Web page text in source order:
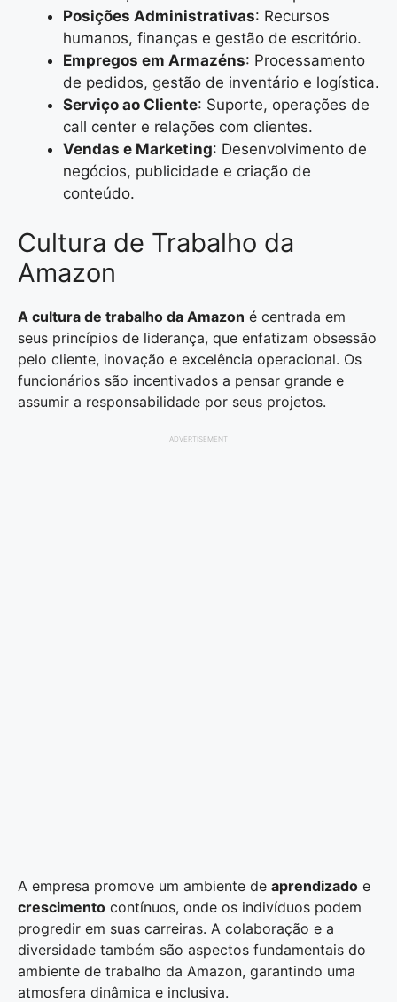
Posições Administrativas: Recursos
humanos, finanças e gestão de escritório.
Empregos em Armazéns: Processamento
de pedidos, gestão de inventário e logística.
Serviço ao Cliente: Suporte, operações de
call center e relações com clientes.
Vendas e Marketing: Desenvolvimento de
negócios, publicidade e criação de
conteúdo.
Cultura de Trabalho da
Amazon
A cultura de trabalho da Amazon é centrada em
seus princípios de liderança, que enfatizam obsessão
pelo cliente, inovação e excelência operacional. Os
funcionários são incentivados a pensar grande e
assumir a responsabilidade por seus projetos.
ADVERTISEMENT
A empresa promove um ambiente de aprendizado e
crescimento contínuos, onde os indivíduos podem
progredir em suas carreiras. A colaboração e a
diversidade também são aspectos fundamentais do
ambiente de trabalho da Amazon, garantindo uma
atmosfera dinâmica e inclusiva.